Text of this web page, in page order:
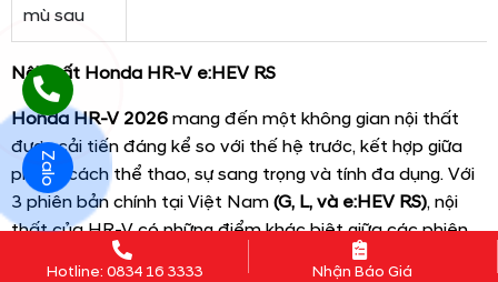
mù sau
Nội thất Honda HR-V e:HEV RS
Honda HR-V 2026 mang đến một không gian nội thất
được cải tiến đáng kể so với thế hệ trước, kết hợp giữa
phong cách thể thao, sự sang trọng và tính đa dụng. Với
3 phiên bản chính tại Việt Nam (G, L, và e:HEV RS), nội
thất của HR-V có những điểm khác biệt giữa các phiên
bản, nhưng vẫn giữ được sự đồng nhất về triết lý thiết kế:
Hotline: 0834 16 3333 Nhận Báo Giá
Zalo